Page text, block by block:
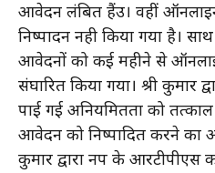
आवेदन लंबित हैंउ। वहीं
निष्पादन नही किया गया है।
आवेदनों को कई महीने से
संघारित किया गया। श्री कुमार
पाई गई अनियमितता को
आवेदन को निष्पादित करने का
कुमार द्वारा नप के आरटीपीएस